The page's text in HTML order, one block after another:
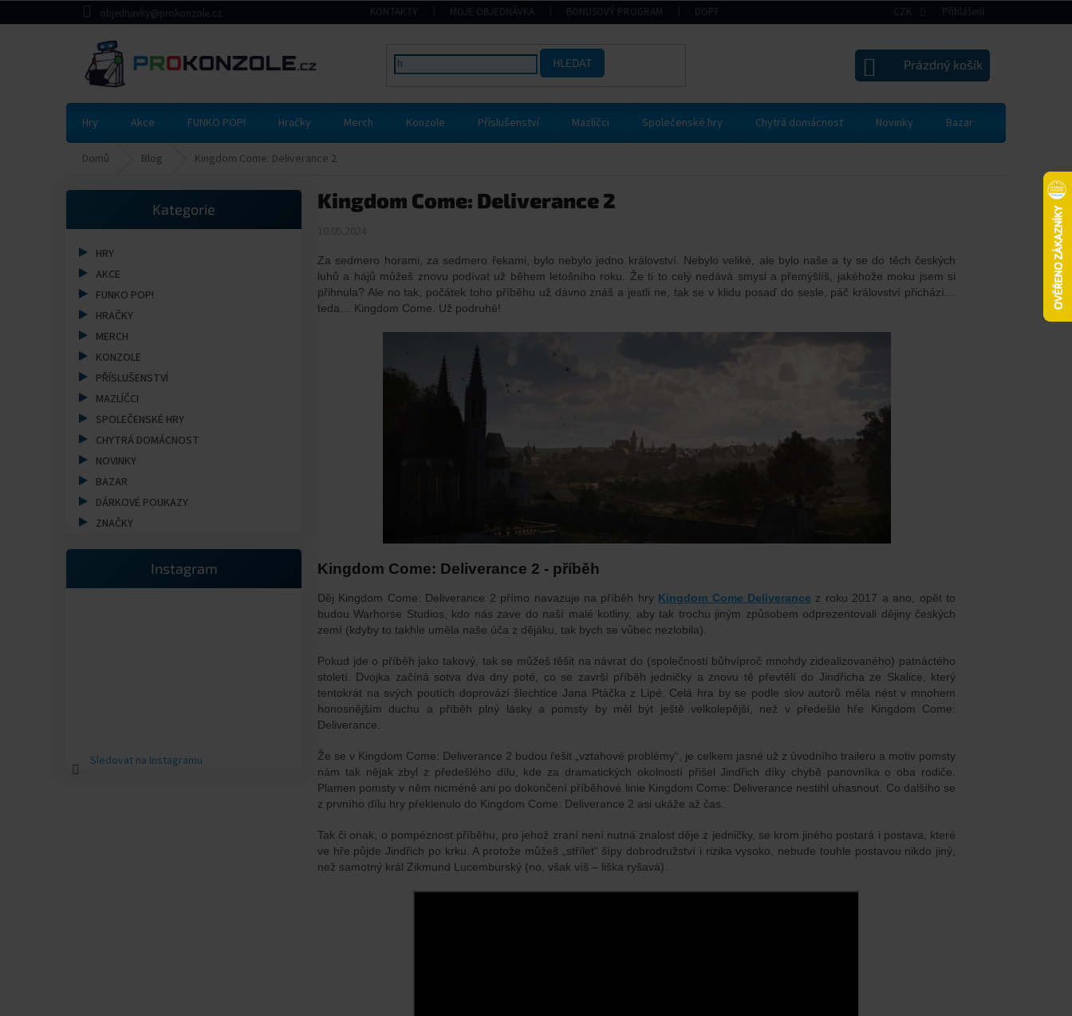
na
objednavky@prokonzole.cz KONTAKTY MOJE OBJEDNÁVKA BONUSOVÝ PROGRAM DOPRAVA A PLATBA VRÁCENÍ ZBOŽÍ A REKLAMACE OBCHODNÍ
CZK Přihlášení
HLEDAT
NÁKUPNÍ
KOŠÍK
Prázdný košík
Hry Akce FUNKO POP! Hračky Merch Konzole Příslušenství Mazlíčci Společenské hry Chytrá domácnost Novinky Bazar
Domů Blog Kingdom Come: Deliverance 2
Přeskočit
Kategorie
HRY
AKCE
FUNKO POP!
HRAČKY
MERCH
KONZOLE
PŘÍSLUŠENSTVÍ
MAZLÍČCI
SPOLEČENSKÉ HRY
CHYTRÁ DOMÁCNOST
NOVINKY
BAZAR
DÁRKOVÉ POUKAZY
ZNAČKY
Instagram
Sledovat na Instagramu
Kingdom Come: Deliverance 2
10.05.2024
Za sedmero horami, za sedmero řekami, bylo nebylo jedno království. Nebylo veliké, ale bylo naše a ty se do těch českých
luhů a hájů můžeš znovu podívat už během letošního roku. Že ti to celý nedává smysl a přemýšlíš, jakéhože moku jsem si
přihnula? Ale no tak, počátek toho příběhu už dávno znáš a jestli ne, tak se v klidu posaď do sesle, páč království přichází…
teda… Kingdom Come. Už podruhé!
Kingdom Come: Deliverance 2 - příběh
Děj Kingdom Come: Deliverance 2 přímo navazuje na příběh hry Kingdom Come Deliverance z roku 2017 a ano, opět to
budou Warhorse Studios, kdo nás zave do naší malé kotliny, aby tak trochu jiným způsobem odprezentovali dějiny českých
zemí (kdyby to takhle uměla naše úča z dějáku, tak bych se vůbec nezlobila).
Pokud jde o příběh jako takový, tak se můžeš těšit na návrat do (společností bůhvíproč mnohdy zidealizovaného) patnáctého
století. Dvojka začíná sotva dva dny poté, co se završí příběh jedničky a znovu tě převtělí do Jindřicha ze Skalice, který
tentokrát na svých poutích doprovází šlechtice Jana Ptáčka z Lipé. Celá hra by se podle slov autorů měla nést v mnohem
honosnějším duchu a příběh plný lásky a pomsty by měl být ještě velkolepější, než v předešlé hře Kingdom Come:
Deliverance.
Že se v Kingdom Come: Deliverance 2 budou řešit „vztahové problémy“, je celkem jasné už z úvodního traileru a motiv pomsty
nám tak nějak zbyl z předešlého dílu, kde za dramatických okolností přišel Jindřich díky chybě panovníka o oba rodiče.
Plamen pomsty v něm nicméně ani po dokončení příběhové linie Kingdom Come: Deliverance nestihl uhasnout. Co dalšího se
z prvního dílu hry překlenulo do Kingdom Come: Deliverance 2 asi ukáže až čas.
Tak či onak, o pompéznost příběhu, pro jehož zraní není nutná znalost děje z jedničky, se krom jiného postará i postava, které
ve hře půjde Jindřich po krku. A protože můžeš „střílet“ šípy dobrodružství i rizika vysoko, nebude touhle postavou nikdo jiný,
než samotný král Zikmund Lucemburský (no, však víš – liška ryšavá).